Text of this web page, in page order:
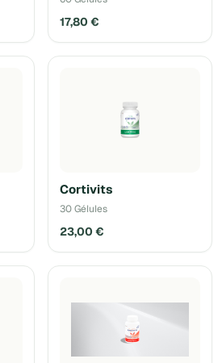
17,80 €
Cortivits
30 Gélules
23,00 €